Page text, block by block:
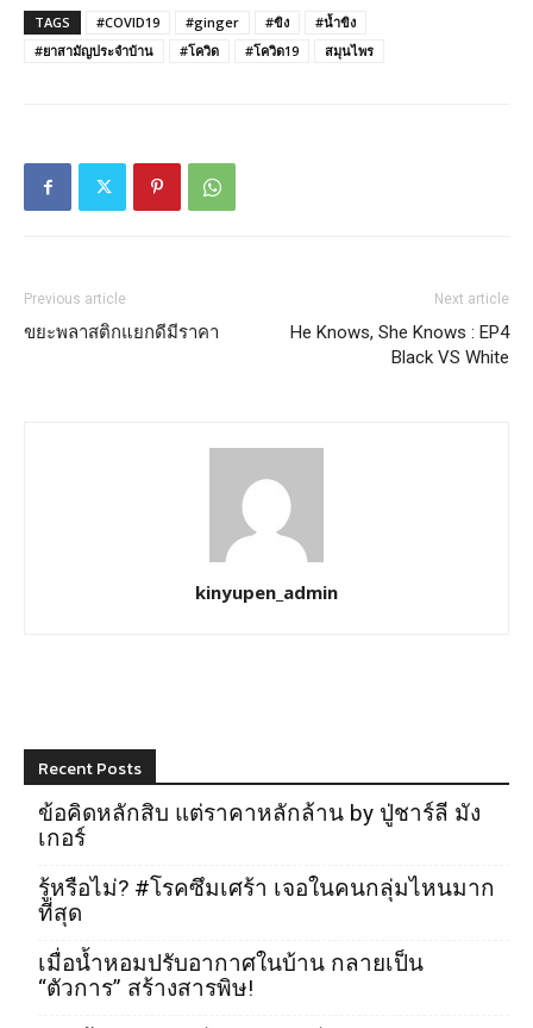
TAGS #COVID19 #ginger #ขิง
#น้ำขิง
#ยาสามัญประจำบ้าน
#โควิด #โควิด19 สมุนไพร
Previous article
ขยะพลาสติกแยกดีมีราคา
Next article
He Knows, She Knows : EP4
Black VS White
kinyupen_admin
Recent Posts
ข้อคิดหลักสิบ แต่ราคาหลักล้าน by ปู่ชาร์ลี มัง
เกอร์
รู้หรือไม่? #โรคซึมเศร้า เจอในคนกลุ่มไหนมาก
ที่สุด
เมื่อน้ำหอมปรับอากาศในบ้าน กลายเป็น
“ตัวการ” สร้างสารพิษ!